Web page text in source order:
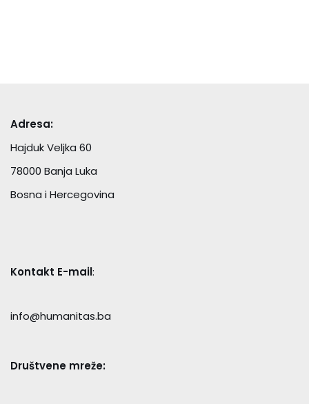
Adresa:
Hajduk Veljka 60
78000 Banja Luka
Bosna i Hercegovina
Kontakt E-mail:
info@humanitas.ba
Društvene mreže: